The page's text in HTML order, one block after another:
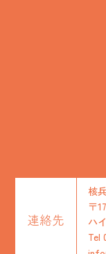
連絡先
核
〒
ハ
Tel